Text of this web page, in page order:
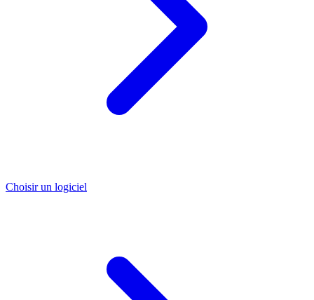
Choisir un logiciel